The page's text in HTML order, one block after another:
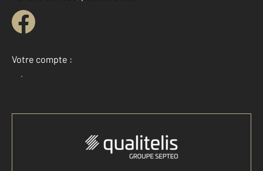
Votre compte :